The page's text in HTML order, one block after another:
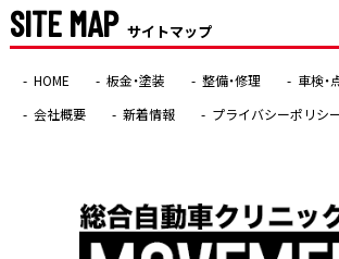
SITE MAP サイトマップ
HOME 板金・塗装 整備・修理 車検・
会社概要
新着情報 プライバシーポリシ